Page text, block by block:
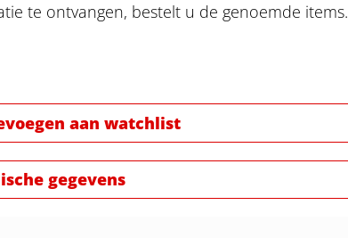
te ontvangen, bestelt u de genoemde items.
aan watchlist
gegevens